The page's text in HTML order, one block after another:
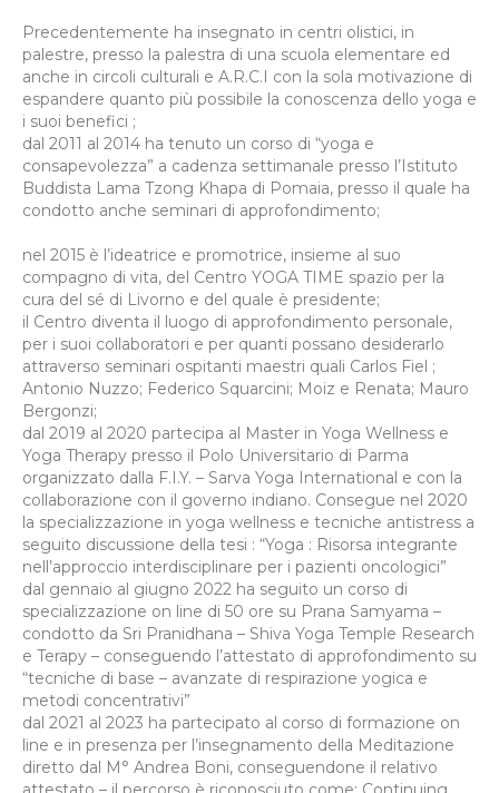
Precedentemente ha insegnato in centri olistici, in
palestre, presso la palestra di una scuola elementare ed
anche in circoli culturali e A.R.C.I con la sola motivazione di
espandere quanto più possibile la conoscenza dello yoga e
i suoi benefici ;
dal 2011 al 2014 ha tenuto un corso di “yoga e
consapevolezza” a cadenza settimanale presso l’Istituto
Buddista Lama Tzong Khapa di Pomaia, presso il quale ha
condotto anche seminari di approfondimento;
nel 2015 è l’ideatrice e promotrice, insieme al suo
compagno di vita, del Centro YOGA TIME spazio per la
cura del sé di Livorno e del quale è presidente;
il Centro diventa il luogo di approfondimento personale,
per i suoi collaboratori e per quanti possano desiderarlo
attraverso seminari ospitanti maestri quali Carlos Fiel ;
Antonio Nuzzo; Federico Squarcini; Moiz e Renata; Mauro
Bergonzi;
dal 2019 al 2020 partecipa al Master in Yoga Wellness e
Yoga Therapy presso il Polo Universitario di Parma
organizzato dalla F.I.Y. – Sarva Yoga International e con la
collaborazione con il governo indiano. Consegue nel 2020
la specializzazione in yoga wellness e tecniche antistress a
seguito discussione della tesi : “Yoga : Risorsa integrante
nell’approccio interdisciplinare per i pazienti oncologici”
dal gennaio al giugno 2022 ha seguito un corso di
specializzazione on line di 50 ore su Prana Samyama –
condotto da Sri Pranidhana – Shiva Yoga Temple Research
e Terapy – conseguendo l’attestato di approfondimento su
“tecniche di base – avanzate di respirazione yogica e
metodi concentrativi”
dal 2021 al 2023 ha partecipato al corso di formazione on
line e in presenza per l’insegnamento della Meditazione
diretto dal M° Andrea Boni, conseguendone il relativo